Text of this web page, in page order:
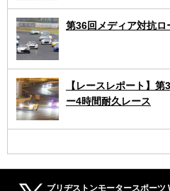
第36回メディア対抗
【レースレポート】
ー4時間耐久レース
ブリヂストンモータースポーツ